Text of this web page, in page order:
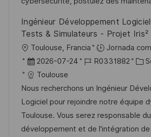
i
c
Ingénieur Développement
Tests & Simulateurs - Projet Iris²
U
b
c
a
c
i
Toulouse, Francia
Jornada
F
e
c
h
a
d
2026-07-24
I
d
e
e
m
R0331882
C
t
e
g
o
Toulouse
Nous recherchons un Ingénieur
Logiciel pour rejoindre notre équipe
Toulouse. Vous serez responsable du
développement et de l'intégration